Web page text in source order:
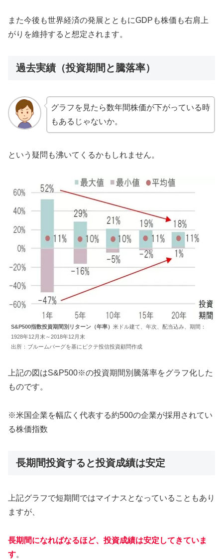
また今後も世界経済の発展とともにGDPも株価も右肩上
がりを維持すると想定されます。
過去実績（投資期間と騰落率）
グラフを見たら数年間株価が下がっている時
もあるじゃないか。
という疑問も沸いてくるかもしれません。
S&P500指数投資期間別リターン（年率） 米ドル建て、年次、配当込み、期間：
1928年12月末～2018年12月末
出所：ブルームバーグを基にピクテ投信投資顧問作成
上記の図はS&P500※の投資期間別騰落率をグラフ化した
ものです。
※米国企業を幅広く代表する約500の企業が採用されてい
る株価指数
長期間投資すると投資成績は安定
上記グラフで短期間ではマイナスとなっていることもあり
ますが、
長期間になればなるほど、投資成績は安定してきていま
す。